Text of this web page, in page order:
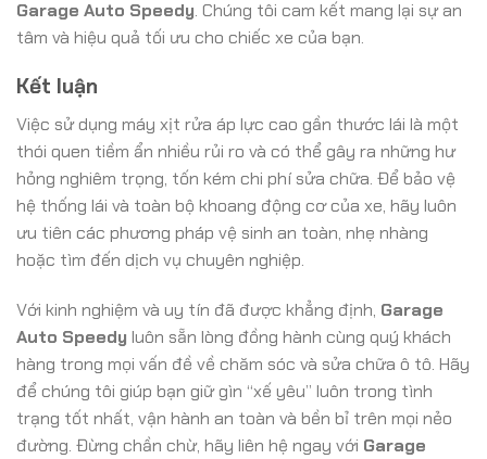
Garage Auto Speedy. Chúng tôi cam kết mang lại sự an
tâm và hiệu quả tối ưu cho chiếc xe của bạn.
Kết luận
Việc sử dụng máy xịt rửa áp lực cao gần thước lái là một
thói quen tiềm ẩn nhiều rủi ro và có thể gây ra những hư
hỏng nghiêm trọng, tốn kém chi phí sửa chữa. Để bảo vệ
hệ thống lái và toàn bộ khoang động cơ của xe, hãy luôn
ưu tiên các phương pháp vệ sinh an toàn, nhẹ nhàng
hoặc tìm đến dịch vụ chuyên nghiệp.
Với kinh nghiệm và uy tín đã được khẳng định, Garage
Auto Speedy luôn sẵn lòng đồng hành cùng quý khách
hàng trong mọi vấn đề về chăm sóc và sửa chữa ô tô. Hãy
để chúng tôi giúp bạn giữ gìn “xế yêu” luôn trong tình
trạng tốt nhất, vận hành an toàn và bền bỉ trên mọi nẻo
đường. Đừng chần chừ, hãy liên hệ ngay với Garage